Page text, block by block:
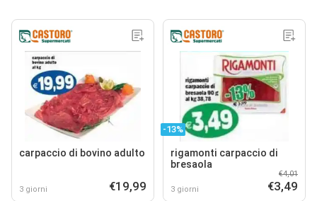
carpaccio di bovino adulto
3 giorni €19,99
-13%
rigamonti carpaccio di
bresaola
3 giorni
€4,01
€3,49